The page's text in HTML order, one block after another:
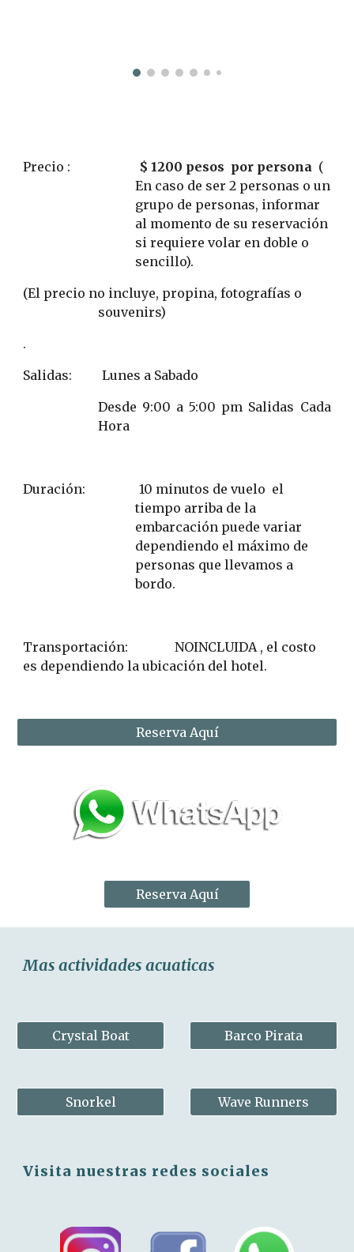
Precio : $ 1200 pesos
  por persona
  (
En caso de ser 2 personas o un
grupo de personas, informar
al momento de su reservación
si requiere volar en doble o
sencillo).
(El precio no incluye, propina, fotografías o
souvenirs)
.
Salidas:
Lunes a Sabado
Desde 9:00 a 5:00 pm Salidas Cada
Hora
Duración:                 10 minutos de vuelo  el
tiempo arriba de la
embarcación puede variar
dependiendo el máximo de
personas que llevamos a
bordo.
Transportación:
NOINCLUIDA , el costo
es dependiendo la ubicación del hotel.
Reserva Aquí
Reserva Aquí
Mas actividades acuaticas
Crystal Boat Barco Pirata
Snorkel Wave Runners
Visita nuestras redes sociales